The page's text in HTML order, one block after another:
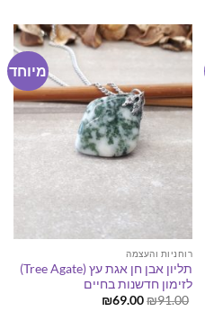
מיוחד
רוחניות והעצמה
תליון אבן חן אגת עץ (Tree Agate)
לזימון חדשנות בחיים
₪91.00
המחיר₪69.00
המחיר